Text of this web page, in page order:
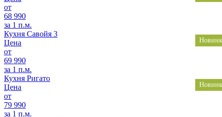
от
68 990
за 1 п.м.
Кухня Савойя 3
Цена
от
69 990
за 1 п.м.
Кухня Ригато
Цена
от
79 990
за 1 п.м.